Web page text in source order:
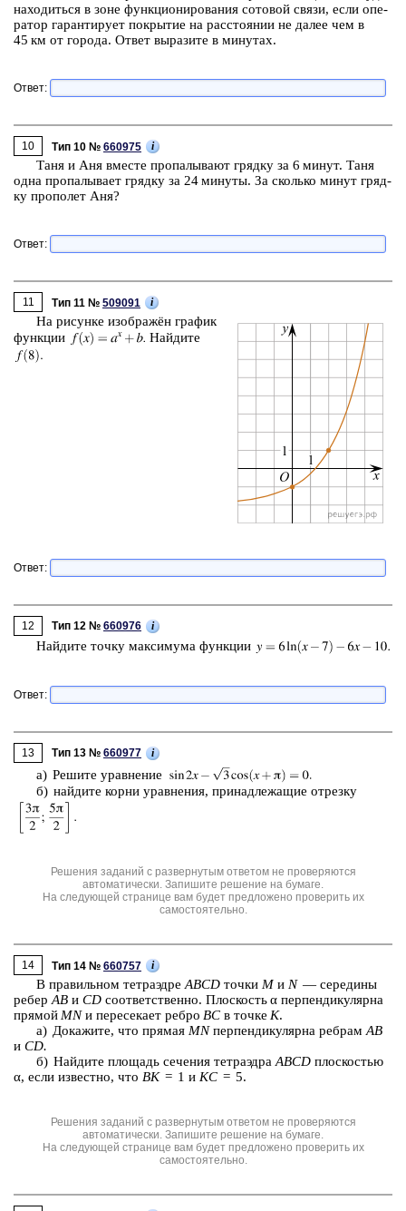
на­хо­дить­ся в зоне функ­ци­о­ни­ро­ва­ния со­то­вой связи, если опе­
ра­тор га­ран­ти­ру­ет по­кры­тие на рас­сто­я­нии не далее чем в
45 км от го­ро­да. Ответ вы­ра­зи­те в ми­ну­тах.
Ответ:
10 Тип 10 № 660975 i
Таня и Аня вме­сте про­па­лы­ва­ют гряд­ку за 6 минут. Таня
одна про­па­лы­ва­ет гряд­ку за 24 ми­ну­ты. За сколь­ко минут гряд­
ку про­по­лет Аня?
Ответ:
11 Тип 11 № 509091 i
На ри­сун­ке изоб­ражён гра­фик
функ­ции
Най­ди­те
Ответ:
12 Тип 12 № 660976 i
Най­ди­те точку мак­си­му­ма функ­ции
Ответ:
13 Тип 13 № 660977 i
а) Ре­ши­те урав­не­ние
б) най­ди­те корни урав­не­ния, при­над­ле­жа­щие от­рез­ку
Решения заданий с развернутым ответом не проверяются
автоматически. Запишите решение на бумаге.
На следующей странице вам будет предложено проверить их
самостоятельно.
14 Тип 14 № 660757 i
В пра­виль­ном тет­ра­эд­ре ABCD точки M и N— се­ре­ди­ны
ребер AB и CD со­от­вет­ствен­но. Плос­кость α пер­пен­ди­ку­ляр­на
пря­мой MNи пе­ре­се­ка­ет ребро BC в точке K.
а) До­ка­жи­те, что пря­мая MNпер­пен­ди­ку­ляр­на реб­рам AB
и CD.
б) Най­ди­те пло­щадь се­че­ния тет­ра­эд­ра ABCD плос­ко­стью
α, если из­вест­но, что BK= ⁠1 и KC = ⁠5.
Решения заданий с развернутым ответом не проверяются
автоматически. Запишите решение на бумаге.
На следующей странице вам будет предложено проверить их
самостоятельно.